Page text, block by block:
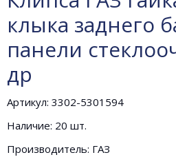
клыка заднего
панели
др
Артикул: 3302-5301594
Наличие: 20 шт.
Производитель: ГАЗ